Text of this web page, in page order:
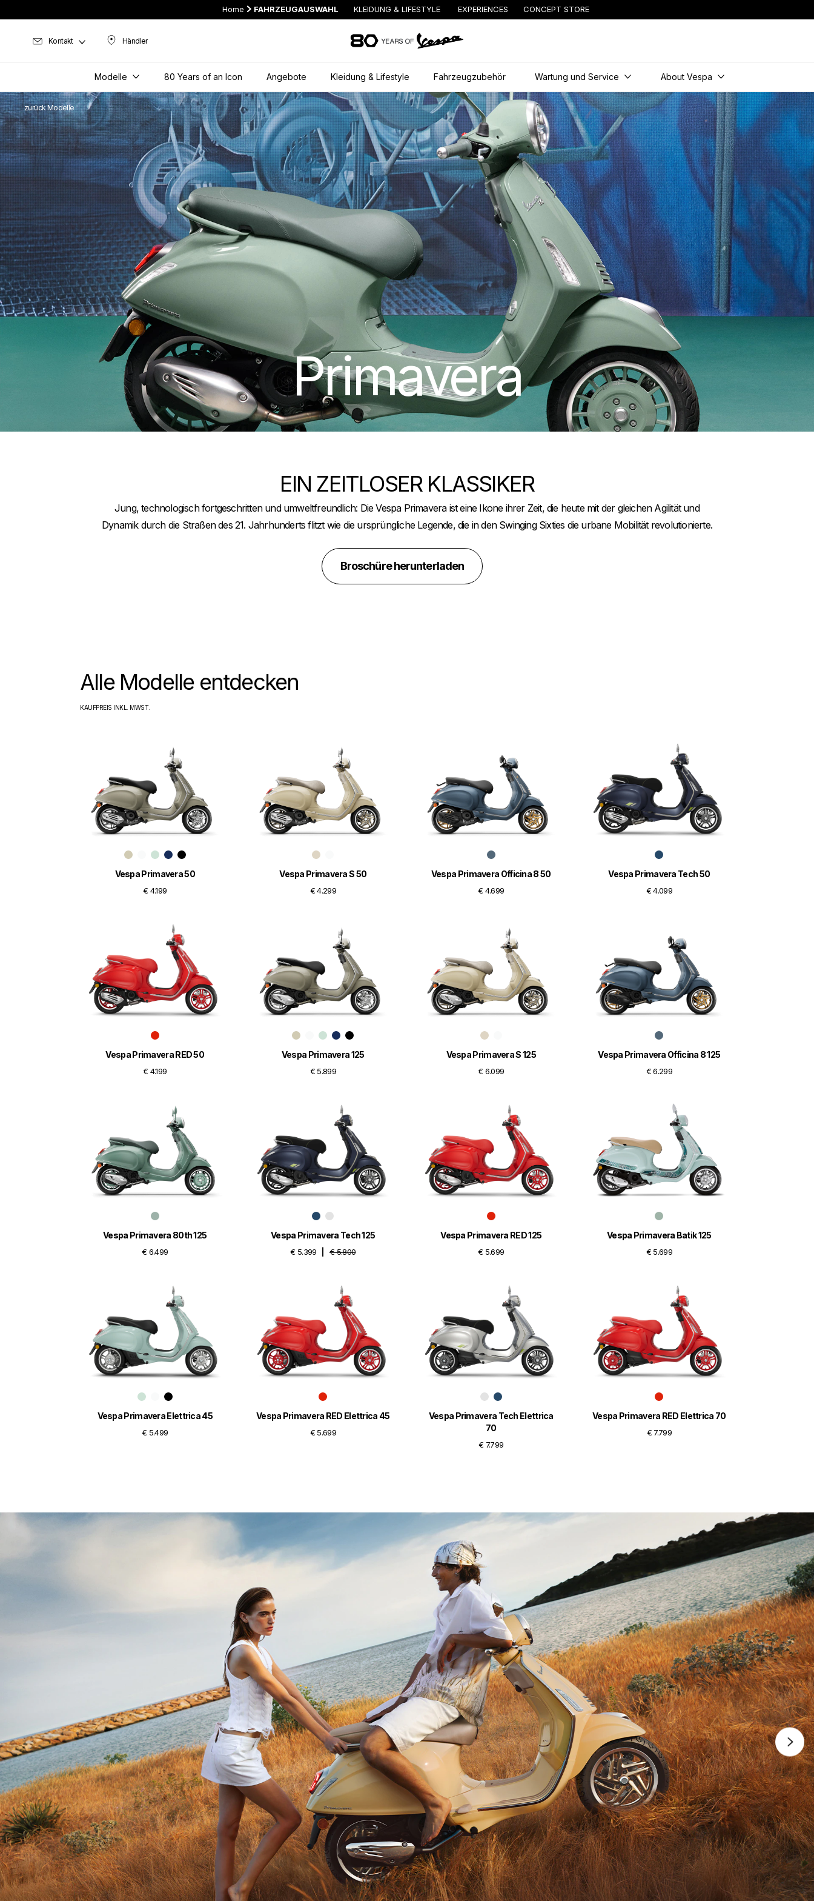
Home FAHRZEUGAUSWAHL KLEIDUNG & LIFESTYLE EXPERIENCES CONCEPT STORE
Händler
Händler
Kontakt
Modelle 80 Years of an Icon Angebote Kleidung & Lifestyle Fahrzeugzubehör Wartung und Service About Vespa
zurück Modelle
Primavera
EIN ZEITLOSER KLASSIKER
Jung, technologisch fortgeschritten und umweltfreundlich: Die Vespa Primavera ist eine Ikone ihrer Zeit, die heute mit der gleichen Agilität und
Dynamik durch die Straßen des 21. Jahrhunderts flitzt wie die ursprüngliche Legende, die in den Swinging Sixties die urbane Mobilität revolutionierte.
Broschüre herunterladen
Alle Modelle entdecken
KAUFPREIS INKL. MWST.
Vespa Primavera 50
€ 4.199
Vespa Primavera S 50
€ 4.299
Vespa Primavera Officina 8 50
€ 4.699
Vespa Primavera Tech 50
€ 4.099
Vespa Primavera RED 50
€ 4.199
Vespa Primavera 125
€ 5.899
Vespa Primavera S 125
€ 6.099
Vespa Primavera Officina 8 125
€ 6.299
Vespa Primavera 80th 125
€ 6.499
Vespa Primavera Tech 125
€ 5.399 € 5.800
Vespa Primavera RED 125
€ 5.699
Vespa Primavera Batik 125
€ 5.699
Vespa Primavera Elettrica 45
€ 5.499
Vespa Primavera RED Elettrica 45
€ 5.699
Vespa Primavera Tech Elettrica
70
€ 7.799
Vespa Primavera RED Elettrica 70
€ 7.799